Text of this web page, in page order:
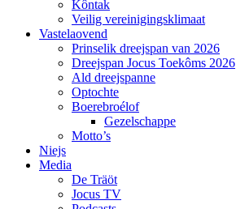
Kôntak
Veilig vereinigingsklimaat
Vastelaovend
Prinselik dreejspan van 2026
Dreejspan Jocus Toekôms 2026
Ald dreejspanne
Optochte
Boerebroélof
Gezelschappe
Motto’s
Niejs
Media
De Träöt
Jocus TV